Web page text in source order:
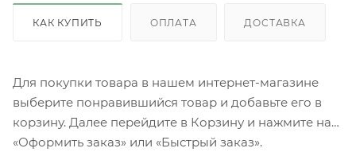
КАК КУПИТЬ ОПЛАТА ДОСТАВКА
Для покупки товара в нашем интернет-магазине
выберите понравившийся товар и добавьте его в
корзину. Далее перейдите в Корзину и нажмите на
«Оформить заказ» или «Быстрый заказ».